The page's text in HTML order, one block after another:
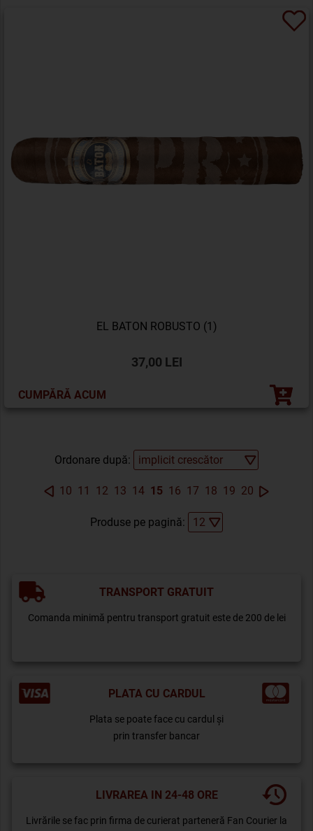
EL BATON ROBUSTO (1)
37,00 LEI
CUMPĂRĂ ACUM
Ordonare după:
10 11 12 13 14 15 16 17 18 19 20
Produse pe pagină:
TRANSPORT GRATUIT
Comanda minimă pentru transport gratuit este de 200 de lei
PLATA CU CARDUL
Plata se poate face cu cardul și
prin transfer bancar
LIVRAREA IN 24-48 ORE
Livrările se fac prin firma de curierat parteneră Fan Courier la